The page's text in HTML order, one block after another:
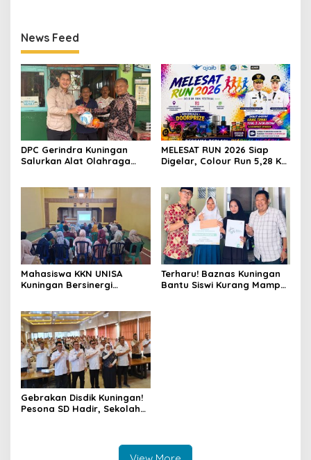
News Feed
DPC Gerindra Kuningan
Salurkan Alat Olahraga
Pembinaan Generasi Muda
MELESAT RUN 2026 Siap
Digelar, Colour Run 5,28 Km
Mahasiswa KKN UNISA
Kuningan Bersinergi
ASI, Cegah Stunting hingga
Perawatan Lansia
Terharu! Baznas Kuningan
Bantu Siswi Kurang Mampu
Gebrakan Disdik Kuningan!
Pesona SD Hadir, Sekolah